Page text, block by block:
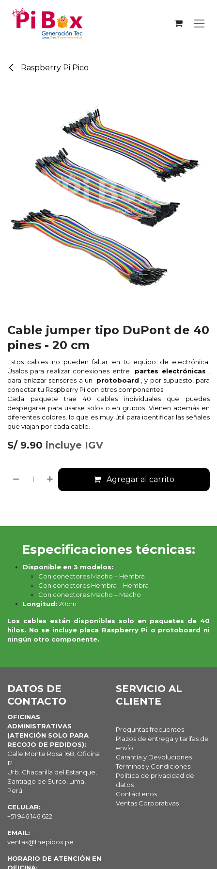
Raspberry Pi Pico
Cable jumper tipo DuPont de 40
pines - 20 cm
Estos cables no pueden faltar en tu equipo de electrónica.
Úsalos para realizar conexiones entre partes electrónicas
para enlazar sensores a un protoboard
, y por supuesto, para
conectar tu Raspberry Pi con otros componentes.
Cada paquete trae 40 cables individuales que puedes
despegarse para usarse solos o en grupos. Vienen además en
diferentes colores, lo que es muy útil para identificar las señales
que viajan por cada cable.
S/ 9.90 incluye IGV
Agregar al carrito
Especificaciones técnicas:
Disponible en 3 modelos:
Con conectores Macho – Hembra
Con conectores Hembra – Hembra
Con conectores Macho – Macho
Longitud: 20cm
Los cables están disponibles solo en paquetes de 40
hilos. No se incluye placa Raspberry Pi o protoboard ni
ningún otro componente.
DATOS DE
CONTACTO
OFICINAS
ADMINISTRATIVAS
(ATENCIÓN SOLO PARA
RECOJO DE PEDIDOS):
Calle Monte Rosa 168, Oficina
12
Urb. Chacarilla del Estanque,
Santiago de Surco, Lima,
Perú
CELULAR:
+51 946 146 622
EMAIL:
ventas@thepibox.pe
HORARIO DE ATENCIÓN EN
SERVICIO AL
CLIENTE
Preguntas frecuentes
Plazos de entrega y tarifas de
envío
Garantía y Devoluciones
Términos y Condiciones
Política de privacidad de
datos
Contáctenos
Ventas Corporativas